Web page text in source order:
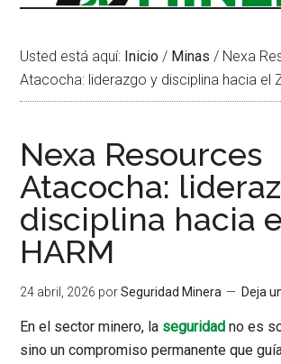
Usted está aquí: Inicio / Minas / Nexa
Atacocha: liderazgo y disciplina hacia el
Nexa Resources
Atacocha:
disciplina hacia
HARM
24 abril, 2026 porSeguridad Minera Deja
En el sector minero, la seguridad no es
sino un compromiso permanente que